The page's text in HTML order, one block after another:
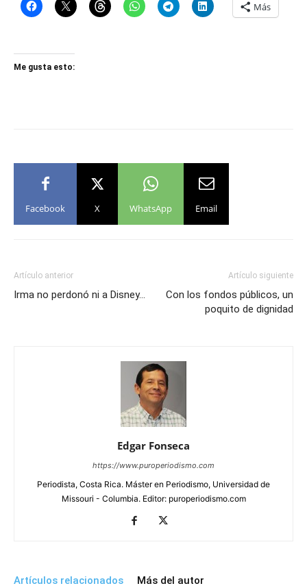
Más
Me gusta esto:
Facebook X WhatsApp Email
Artículo anterior
Irma no perdonó ni a Disney…
Artículo siguiente
Con los fondos públicos, un
poquito de dignidad
Edgar Fonseca
https://www.puroperiodismo.com
Periodista, Costa Rica. Máster en Periodismo, Universidad de
Missouri - Columbia. Editor: puroperiodismo.com
Artículos relacionados Más del autor